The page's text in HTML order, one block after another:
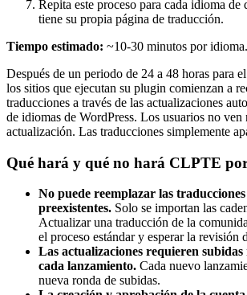
Repita este proceso para cada idioma de
tiene su propia página de traducción.
Tiempo estimado: ~10-30 minutos por idioma.
Después de un periodo de 24 a 48 horas para
los sitios que ejecutan su plugin comienzan a
traducciones a través de las actualizaciones
de idiomas de WordPress. Los usuarios no
actualización. Las traducciones simplemente
Qué hará y qué no hará CLPTE
No puede reemplazar las
preexistentes. Solo se importan las
Actualizar una traducción de la
el proceso estándar y esperar la revisión
Las actualizaciones requieren
cada lanzamiento. Cada nuevo
nueva ronda de subidas.